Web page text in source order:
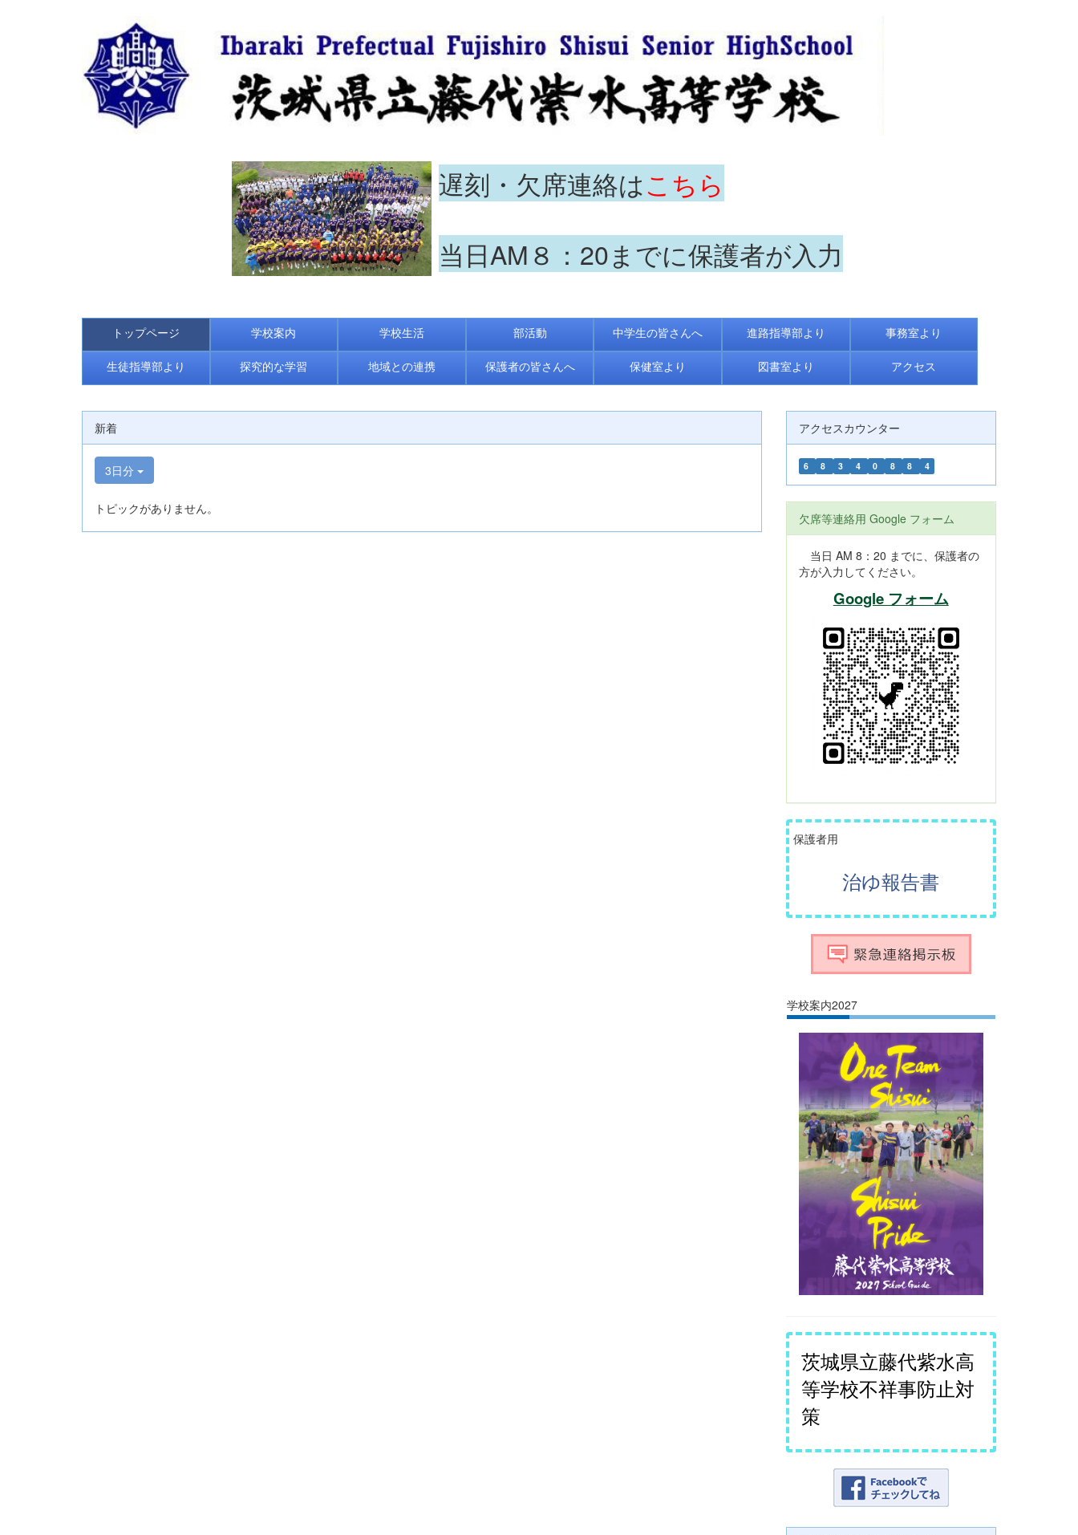
遅刻・欠席連絡はこちら
当日AM８：20までに保護者が入力
トップページ 学校案内 学校生活 部活動 中学生の皆さんへ 進路指導部より 事務室より
生徒指導部より 探究的な学習 地域との連携 保護者の皆さんへ 保健室より 図書室より アクセス
新着
3日分
トピックがありません。
アクセスカウンター
6 8 3 4 0 8 8 4
欠席等連絡用 Google フォーム
当日 AM 8：20 までに、保護者の
方が入力してください。
Google フォーム
保護者用
治ゆ報告書
学校案内2027
茨城県立藤代紫水高
等学校不祥事防止対
策